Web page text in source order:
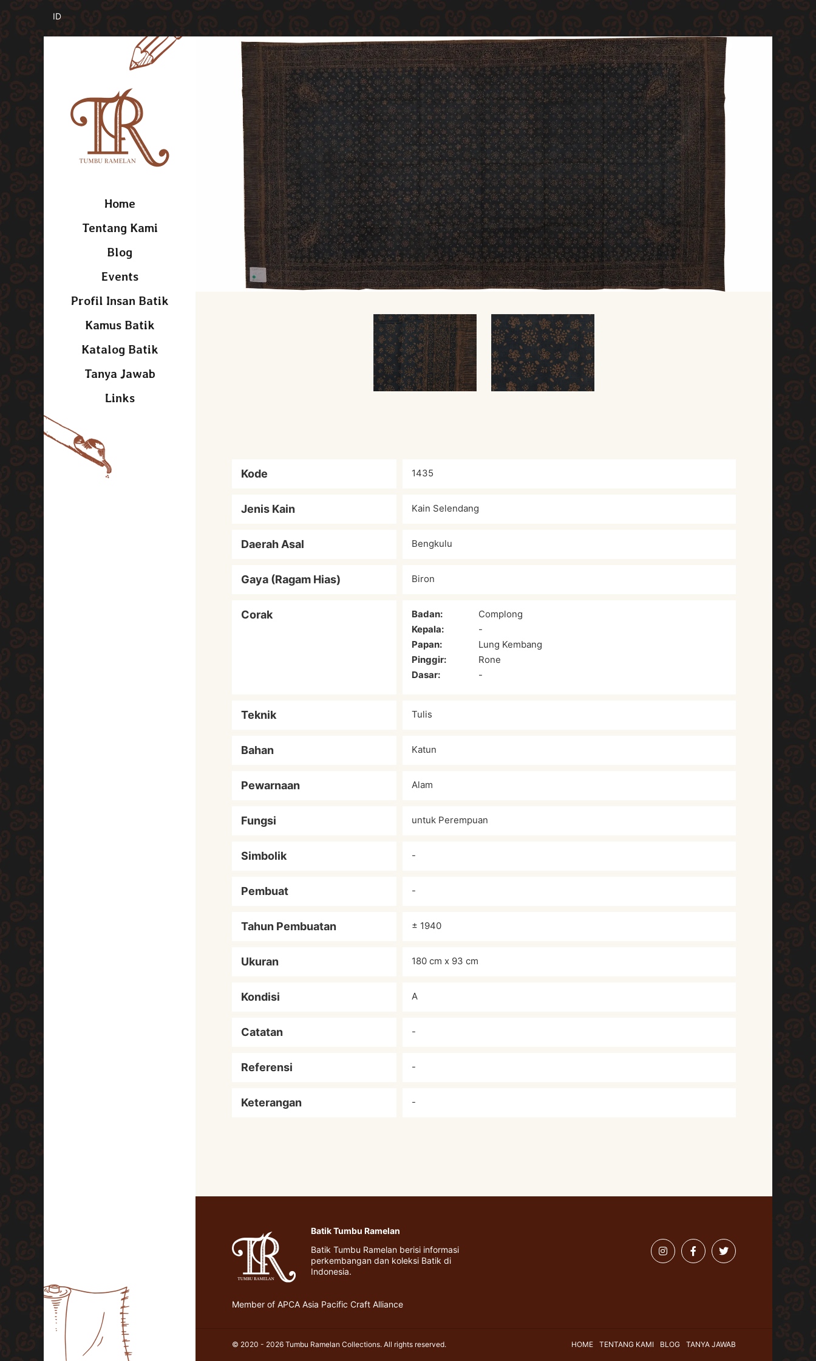
Home
Tentang Kami
Blog
Events
Profil Insan Batik
Kamus Batik
Katalog Batik
Tanya Jawab
Links
Kode 1435
Jenis Kain Kain Selendang
Daerah Asal Bengkulu
Gaya (Ragam Hias) Biron
Corak Badan:
Complong
Kepala:
-
Papan:
Lung Kembang
Pinggir:
Rone
Dasar:
-
Teknik Tulis
Bahan Katun
Pewarnaan Alam
Fungsi untuk Perempuan
Simbolik -
Pembuat -
Tahun Pembuatan ± 1940
Ukuran 180 cm x 93 cm
Kondisi A
Catatan -
Referensi -
Keterangan -
Batik Tumbu Ramelan
Batik Tumbu Ramelan berisi informasi
perkembangan dan koleksi Batik di
Indonesia.
Member of APCA Asia Pacific Craft Alliance
© 2020 - 2026 Tumbu Ramelan Collections. All rights reserved. HOME TENTANG KAMI BLOG TANYA JAWAB